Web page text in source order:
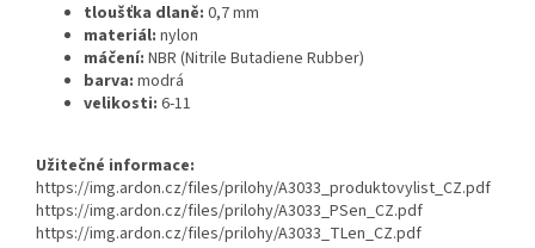
tloušťka dlaně: 0,7 mm
materiál: nylon
máčení: NBR (Nitrile Butadiene Rubber)
barva: modrá
velikosti: 6-11
Užitečné informace:
https://img.ardon.cz/files/prilohy/A3033_produktovylist_CZ.pdf
https://img.ardon.cz/files/prilohy/A3033_PSen_CZ.pdf
https://img.ardon.cz/files/prilohy/A3033_TLen_CZ.pdf